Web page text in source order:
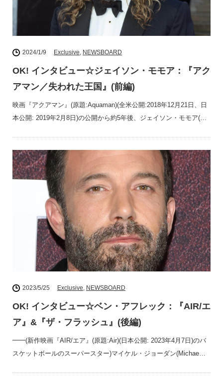
2024/1/9 Exclusive, NEWSBOARD
OK! インタビュー☆ジェイソン・モモア：『アク
アマン／失われた王国』(前編)
映画『アクアマン』(原題:Aquaman)(全米公開:2018年12月21日、日
本公開: 2019年2月8日)の公開から約5年後、ジェイソン・モモア(…
2023/5/25 Exclusive, NEWSBOARD
OK! インタビュー☆ベン・アフレック：『AIR/エ
ア』&『ザ・フラッシュ』(後編)
━━(新作映画『AIR/エア』(原題:Air)(日本公開: 2023年4月7日)のバ
スケットボールのスーパースター)マイケル・ジョーダン(Michae…